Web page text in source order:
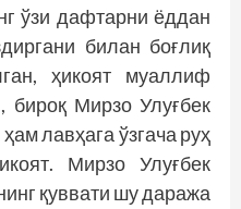
ўзи дафтарни ёддан
билан боғлиқ
ҳикоят муаллиф
бироқ Мирзо Улуғбек
лавҳага ўзгача руҳ
Мирзо Улуғбек
қуввати шу даража